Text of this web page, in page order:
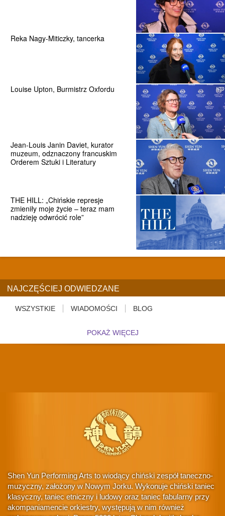
Reka Nagy-Miticzky, tancerka
Louise Upton, Burmistrz Oxfordu
Jean-Louis Janin Daviet, kurator
muzeum, odznaczony francuskim
Orderem Sztuki i Literatury
THE HILL: „Chińskie represje
zmieniły moje życie – teraz mam
nadzieję odwrócić role”
NAJCZĘŚCIEJ ODWIEDZANE
WSZYSTKIE WIADOMOŚCI BLOG
POKAŻ WIĘCEJ
Shen Yun Performing Arts to wiodący chiński zespół taneczno-
muzyczny, założony w Nowym Jorku. Wykonuje chiński taniec
klasyczny, taniec etniczny i ludowy oraz taniec fabularny przy
akompaniamencie orkiestry, występują w nim również